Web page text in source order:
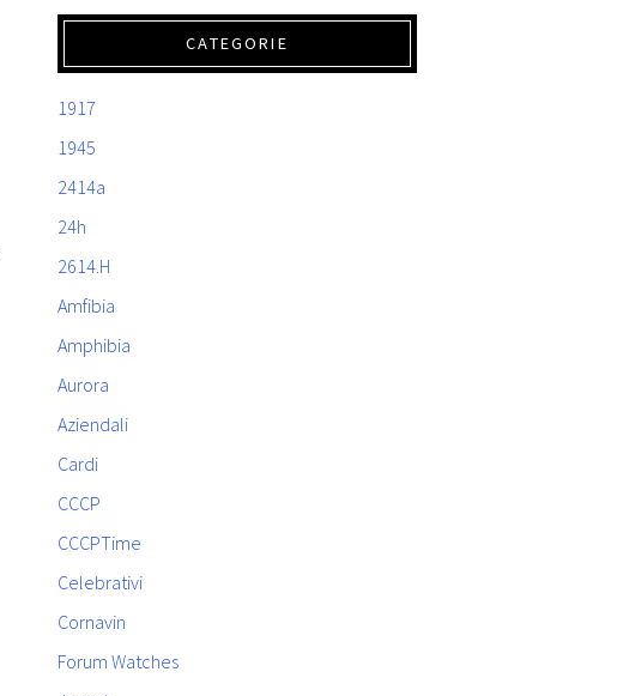
CATEGORIE
1917
1945
2414a
24h
2614.H
Amfibia
Amphibia
Aurora
Aziendali
Cardi
CCCP
CCCPTime
Celebrativi
Cornavin
Forum Watches